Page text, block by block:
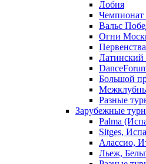
Лобня
Вальс
Огни
Латинский
Большой
Разные
Зарубежные
Palma
Sitges,
Алассио,
Льеж,